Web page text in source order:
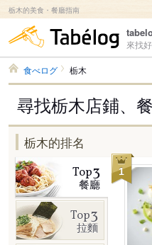
栃木的美食・餐廳指南
食べ
來找
食べログ 栃木
尋找栃木店鋪、
栃木的排名
Top3
餐廳
Top3
拉麵
1